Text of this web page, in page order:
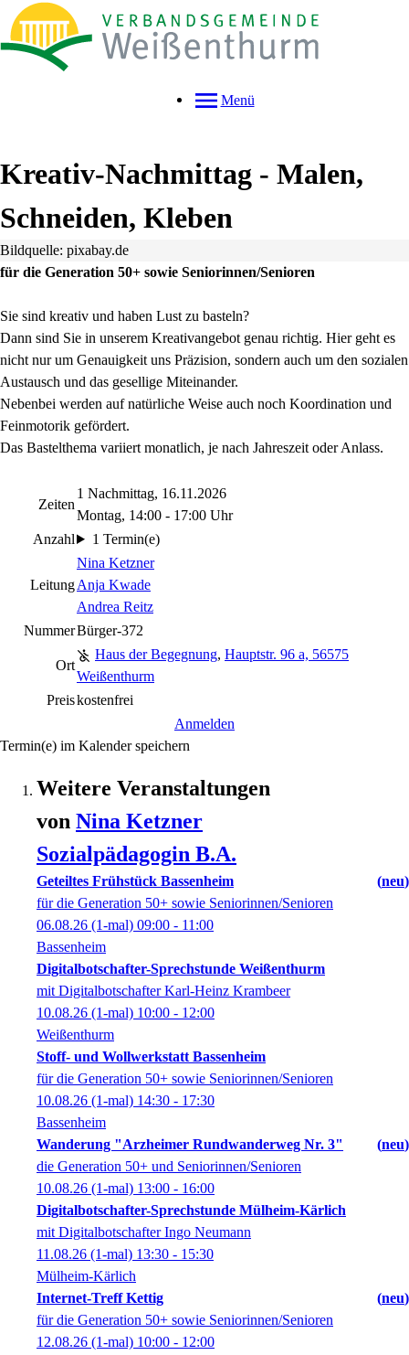
Menü
Kreativ-Nachmittag - Malen,
Schneiden, Kleben
Bildquelle: pixabay.de
für die Generation 50+ sowie Seniorinnen/Senioren
Sie sind kreativ und haben Lust zu basteln?
Dann sind Sie in unserem Kreativangebot genau richtig. Hier geht es
nicht nur um Genauigkeit uns Präzision, sondern auch um den sozialen
Austausch und das gesellige Miteinander.
Nebenbei werden auf natürliche Weise auch noch Koordination und
Feinmotorik gefördert.
Das Bastelthema variiert monatlich, je nach Jahreszeit oder Anlass.
Zeiten
1 Nachmittag, 16.11.2026
Montag, 14:00 - 17:00 Uhr
Anzahl
1 Termin(e)
Leitung
Nina Ketzner
Anja Kwade
Andrea Reitz
NummerBürger-372
Ort
Haus der Begegnung, Hauptstr. 96 a, 56575
Weißenthurm
Preiskostenfrei
Anmelden
Termin(e) im Kalender speichern
Weitere Veranstaltungen
von Nina Ketzner
Sozialpädagogin B.A.
Geteiltes Frühstück Bassenheim
neu
für die Generation 50+ sowie Seniorinnen/Senioren
06.08.26 (1-mal) 09:00 - 11:00
Bassenheim
Digitalbotschafter-Sprechstunde Weißenthurm
mit Digitalbotschafter Karl-Heinz Krambeer
10.08.26 (1-mal) 10:00 - 12:00
Weißenthurm
Stoff- und Wollwerkstatt Bassenheim
für die Generation 50+ sowie Seniorinnen/Senioren
10.08.26 (1-mal) 14:30 - 17:30
Bassenheim
Wanderung "Arzheimer Rundwanderweg Nr. 3"
neu
die Generation 50+ und Seniorinnen/Senioren
10.08.26 (1-mal) 13:00 - 16:00
Digitalbotschafter-Sprechstunde Mülheim-Kärlich
mit Digitalbotschafter Ingo Neumann
11.08.26 (1-mal) 13:30 - 15:30
Mülheim-Kärlich
Internet-Treff Kettig
neu
für die Generation 50+ sowie Seniorinnen/Senioren
12.08.26 (1-mal) 10:00 - 12:00